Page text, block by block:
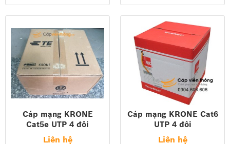
Cáp mạng KRONE
Cat5e UTP 4 đôi
Liên hệ
Cáp mạng KRONE Cat6
UTP 4 đôi
Liên hệ